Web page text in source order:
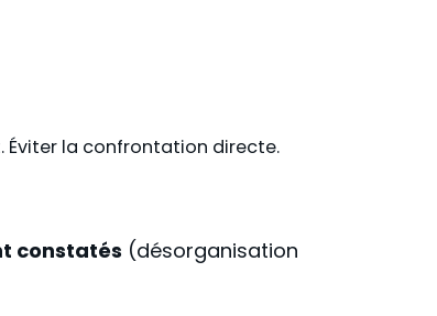
Éviter la confrontation directe.
constatés (désorganisation